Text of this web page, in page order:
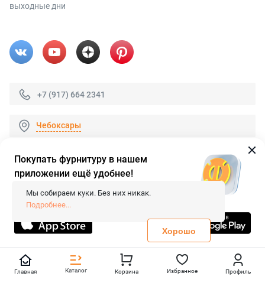
выходные дни
+7 (917) 664 2341
Чебоксары
© 2026 «FieraShop.ru»
Сопровождение сайта
- Вебформат.
Все права защищены.
Не является публичной офертой
Политика конфиденциальности
Главная Каталог Корзина Избранное Профиль
Покупать фурнитуру в нашем
приложении ещё удобнее!
Мы собираем куки. Без них никак.
Подробнее...
Хорошо